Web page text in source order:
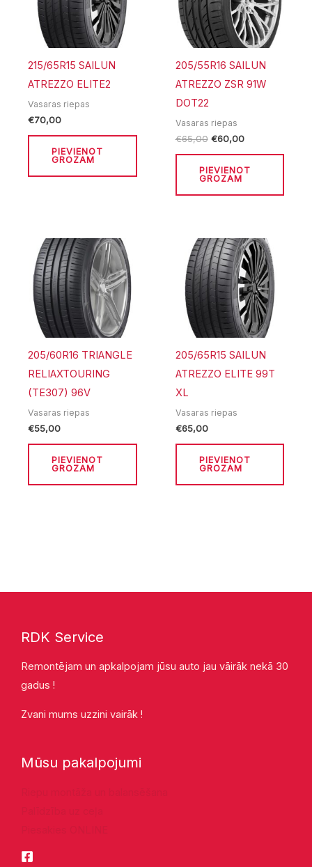
215/65R15 SAILUN
ATREZZO ELITE2
Vasaras riepas
€70,00
PIEVIENOT
GROZAM
205/55R16 SAILUN
ATREZZO ZSR 91W
DOT22
Vasaras riepas
€65,00 €60,00
PIEVIENOT
GROZAM
205/60R16 TRIANGLE
RELIAXTOURING
(TE307) 96V
Vasaras riepas
€55,00
PIEVIENOT
GROZAM
205/65R15 SAILUN
ATREZZO ELITE 99T
XL
Vasaras riepas
€65,00
PIEVIENOT
GROZAM
RDK Service
Remontējam un apkalpojam jūsu auto jau vāirāk nekā 30
gadus !
Zvani mums uzzini vairāk !
Mūsu pakalpojumi